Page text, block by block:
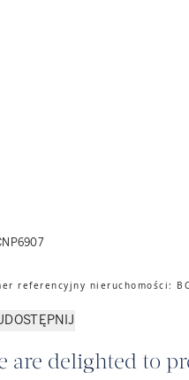
referencyjny nieruchomości:
are delighted to